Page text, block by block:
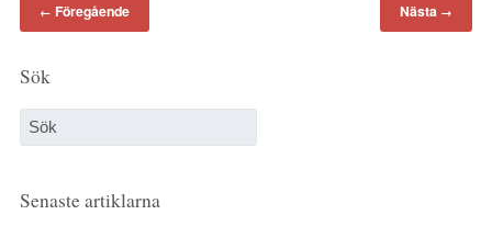
← Föregående Nästa →
Sök
Senaste artiklarna